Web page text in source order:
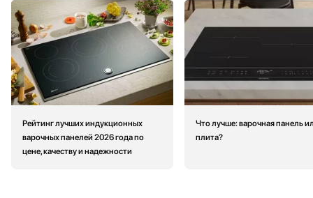
Рейтинг лучших индукционных
варочных панелей 2026 года по
цене, качеству и надежности
Что лучше: варочная панель
плита?